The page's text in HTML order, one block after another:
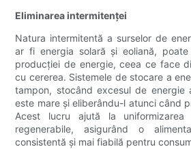
Eliminarea intermitenței
Natura intermitentă a surselor de
ar fi energia solară și eoliană,
producției de energie, ceea ce face
cu cererea. Sistemele de stocare a
tampon, stocând excesul de energie
este mare și eliberându-l atunci când
Acest lucru ajută la uniformizarea
regenerabile, asigurând o
consistentă și mai fiabilă pentru